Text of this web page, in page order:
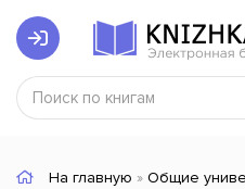
На главную » Общие